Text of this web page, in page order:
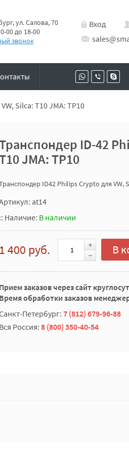
ул. Салова, 70
00 до 18-00
звонок
Вход
Silca: T10 JMA: TP10
ID-42
JMA: TP10
ID42 Philips Crypto для VW,
at14
:: Наличие: В наличии
1 400 руб. В
Прием заказов через сайт
Время обработки заказов
Петербург: 7 (812) 679-96-88
Вся Россия: 8 (800) 350-40-54